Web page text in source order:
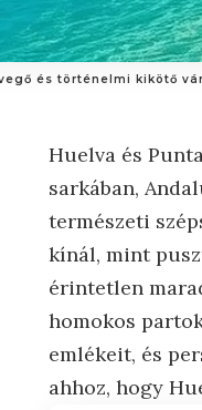
és történelmi kikötő
Huelva és
sarkában,
természeti
kínál, mint
érintetlen
homokos
emlékeit, és
ahhoz, hogy